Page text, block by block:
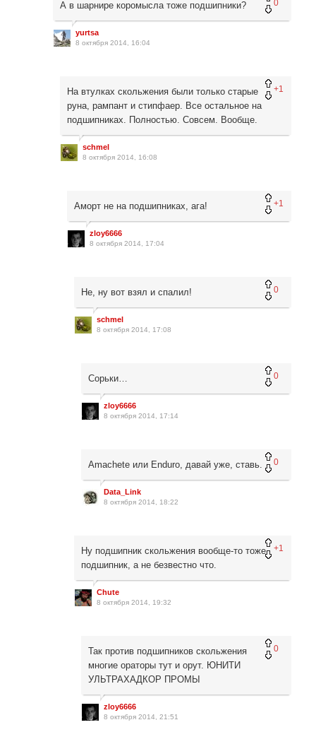
0
А в шарнире коромысла тоже подшипники?
yurtsa
8 октября 2014, 16:04
+1
На втулках скольжения были только старые
руна, рампант и стипфаер. Все остальное на
подшипниках. Полностью. Совсем. Вообще.
schmel
8 октября 2014, 16:08
+1
Аморт не на подшипниках, ага!
zloy6666
8 октября 2014, 17:04
0
Не, ну вот взял и спалил!
schmel
8 октября 2014, 17:08
0
Сорьки…
zloy6666
8 октября 2014, 17:14
0
Amachete или Enduro, давай уже, ставь.
Data_Link
8 октября 2014, 18:22
+1
Ну подшипник скольжения вообще-то тоже
подшипник, а не безвестно что.
Chute
8 октября 2014, 19:32
0
Так против подшипников скольжения
многие ораторы тут и орут. ЮНИТИ
УЛЬТРАХАДКОР ПРОМЫ
zloy6666
8 октября 2014, 21:51